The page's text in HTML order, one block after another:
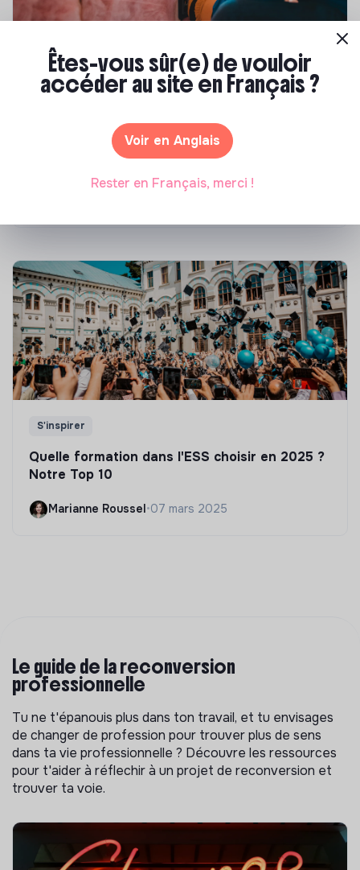
Top 8 des formations en rénovation
S'inspirer
Quelle formation dans l'ESS choisir en 2025 ?
Notre Top 10
Marianne Roussel•07 mars 2025
Le guide de la reconversion
professionnelle
Tu ne t'épanouis plus dans ton travail, et tu envisages
de changer de profession pour trouver plus de sens
dans ta vie professionnelle ? Découvre les ressources
pour t'aider à réflechir à un projet de reconversion et
trouver ta voie.
Êtes-vous sûr(e) de vouloir
accéder au site en Français ?
Voir en Anglais
Rester en Français, merci !